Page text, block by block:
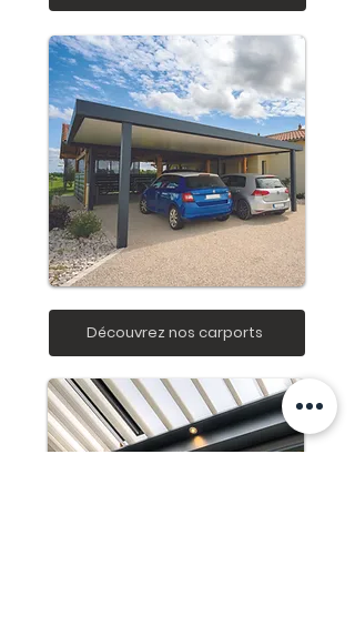
Découvrez nos carports